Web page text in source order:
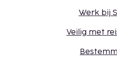
Werk bij
Veilig met